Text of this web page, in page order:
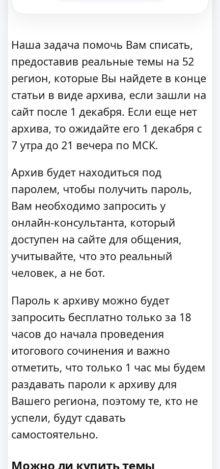
Наша задача помочь Вам списать,
предоставив реальные темы на 52
регион, которые Вы найдете в конце
статьи в виде архива, если зашли на
сайт после 1 декабря. Если еще нет
архива, то ожидайте его 1 декабря с
7 утра до 21 вечера по МСК.
Архив будет находиться под
паролем, чтобы получить пароль,
Вам необходимо запросить у
онлайн-консультанта, который
доступен на сайте для общения,
учитывайте, что это реальный
человек, а не бот.
Пароль к архиву можно будет
запросить бесплатно только за 18
часов до начала проведения
итогового сочинения и важно
отметить, что только 1 час мы будем
раздавать пароли к архиву для
Вашего региона, поэтому те, кто не
успели, будут сдавать
самостоятельно.
Можно ли купить темы